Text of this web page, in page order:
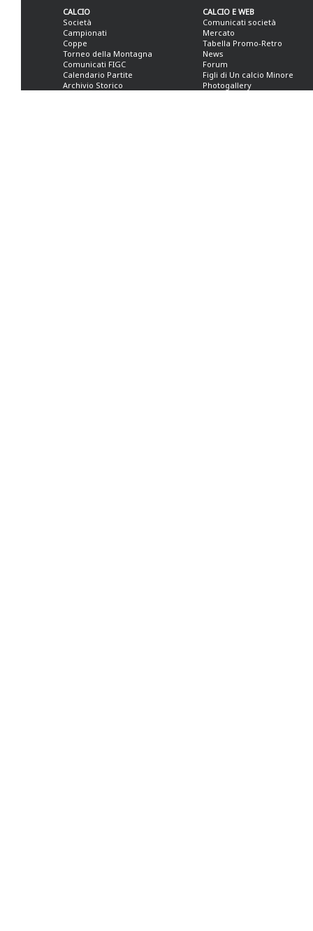
CALCIO
Società
Campionati
Coppe
Torneo della Montagna
Comunicati FIGC
Calendario Partite
Archivio Storico
CALCIO E WEB
Comunicati società
Mercato
Tabella Promo-Retro
News
Forum
Figli di Un calcio Minore
Photogallery